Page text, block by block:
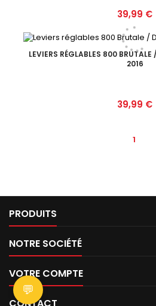
Prix
39,99 €
LEVIERS RÉGLABLES 800
2016
Prix
39,99 €
1
PRODUITS
NOTRE SOCIÉTÉ
VOTRE COMPTE
💬